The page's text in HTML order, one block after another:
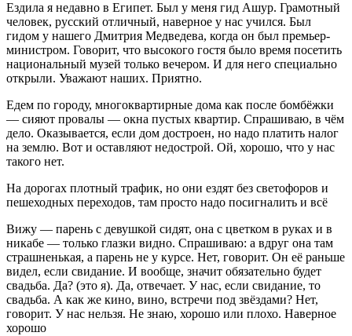
Ездила я недавно в Египет. Был у меня гид Ашур. Грамотный
человек, русский отличный, наверное у нас учился. Был
гидом у нашего Дмитрия Медведева, когда он был премьер-
министром. Говорит, что высокого гостя было время посетить
национальный музей только вечером. И для него специально
открыли. Уважают наших. Приятно.
Едем по городу, многоквартирные дома как после бомбёжки
— сияют провалы — окна пустых квартир. Спрашиваю, в чём
дело. Оказывается, если дом достроен, но надо платить налог
на землю. Вот и оставляют недострой. Ой, хорошо, что у нас
такого нет.
На дорогах плотный трафик, но они ездят без светофоров и
пешеходных переходов, там просто надо посигналить и всё
Вижу — парень с девушкой сидят, она с цветком в руках и в
никабе — только глазки видно. Спрашиваю: а вдруг она там
страшненькая, а парень не у курсе. Нет, говорит. Он её раньше
видел, если свидание. И вообще, значит обязательно будет
свадьба. Да? (это я). Да, отвечает. У нас, если свидание, то
свадьба. А как же кино, вино, встречи под звёздами? Нет,
говорит. У нас нельзя. Не знаю, хорошо или плохо. Наверное
хорошо